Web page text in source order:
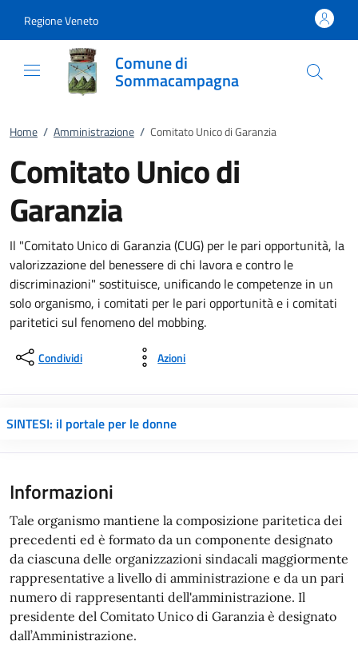
Regione Veneto
Comune di
Sommacampagna
Home / Amministrazione / Comitato Unico di Garanzia
Comitato Unico di
Garanzia
Il "Comitato Unico di Garanzia (CUG) per le pari opportunità, la
valorizzazione del benessere di chi lavora e contro le
discriminazioni" sostituisce, unificando le competenze in un
solo organismo, i comitati per le pari opportunità e i comitati
paritetici sul fenomeno del mobbing.
Condividi Azioni
SINTESI: il portale per le donne
Informazioni
Tale organismo mantiene la composizione paritetica dei
precedenti ed è formato da un componente designato
da ciascuna delle organizzazioni sindacali maggiormente
rappresentative a livello di amministrazione e da un pari
numero di rappresentanti dell'amministrazione. Il
presidente del Comitato Unico di Garanzia è designato
dall’Amministrazione.